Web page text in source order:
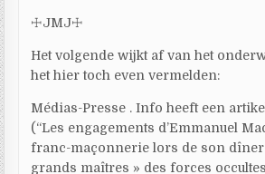
☩JMJ☩
Het volgende wijkt af van het
het hier toch even vermelden:
Médias-Presse . Info heeft een
(“Les engagements d’Emmanuel
franc-maçonnerie lors de son dîner
grands maîtres » des forces